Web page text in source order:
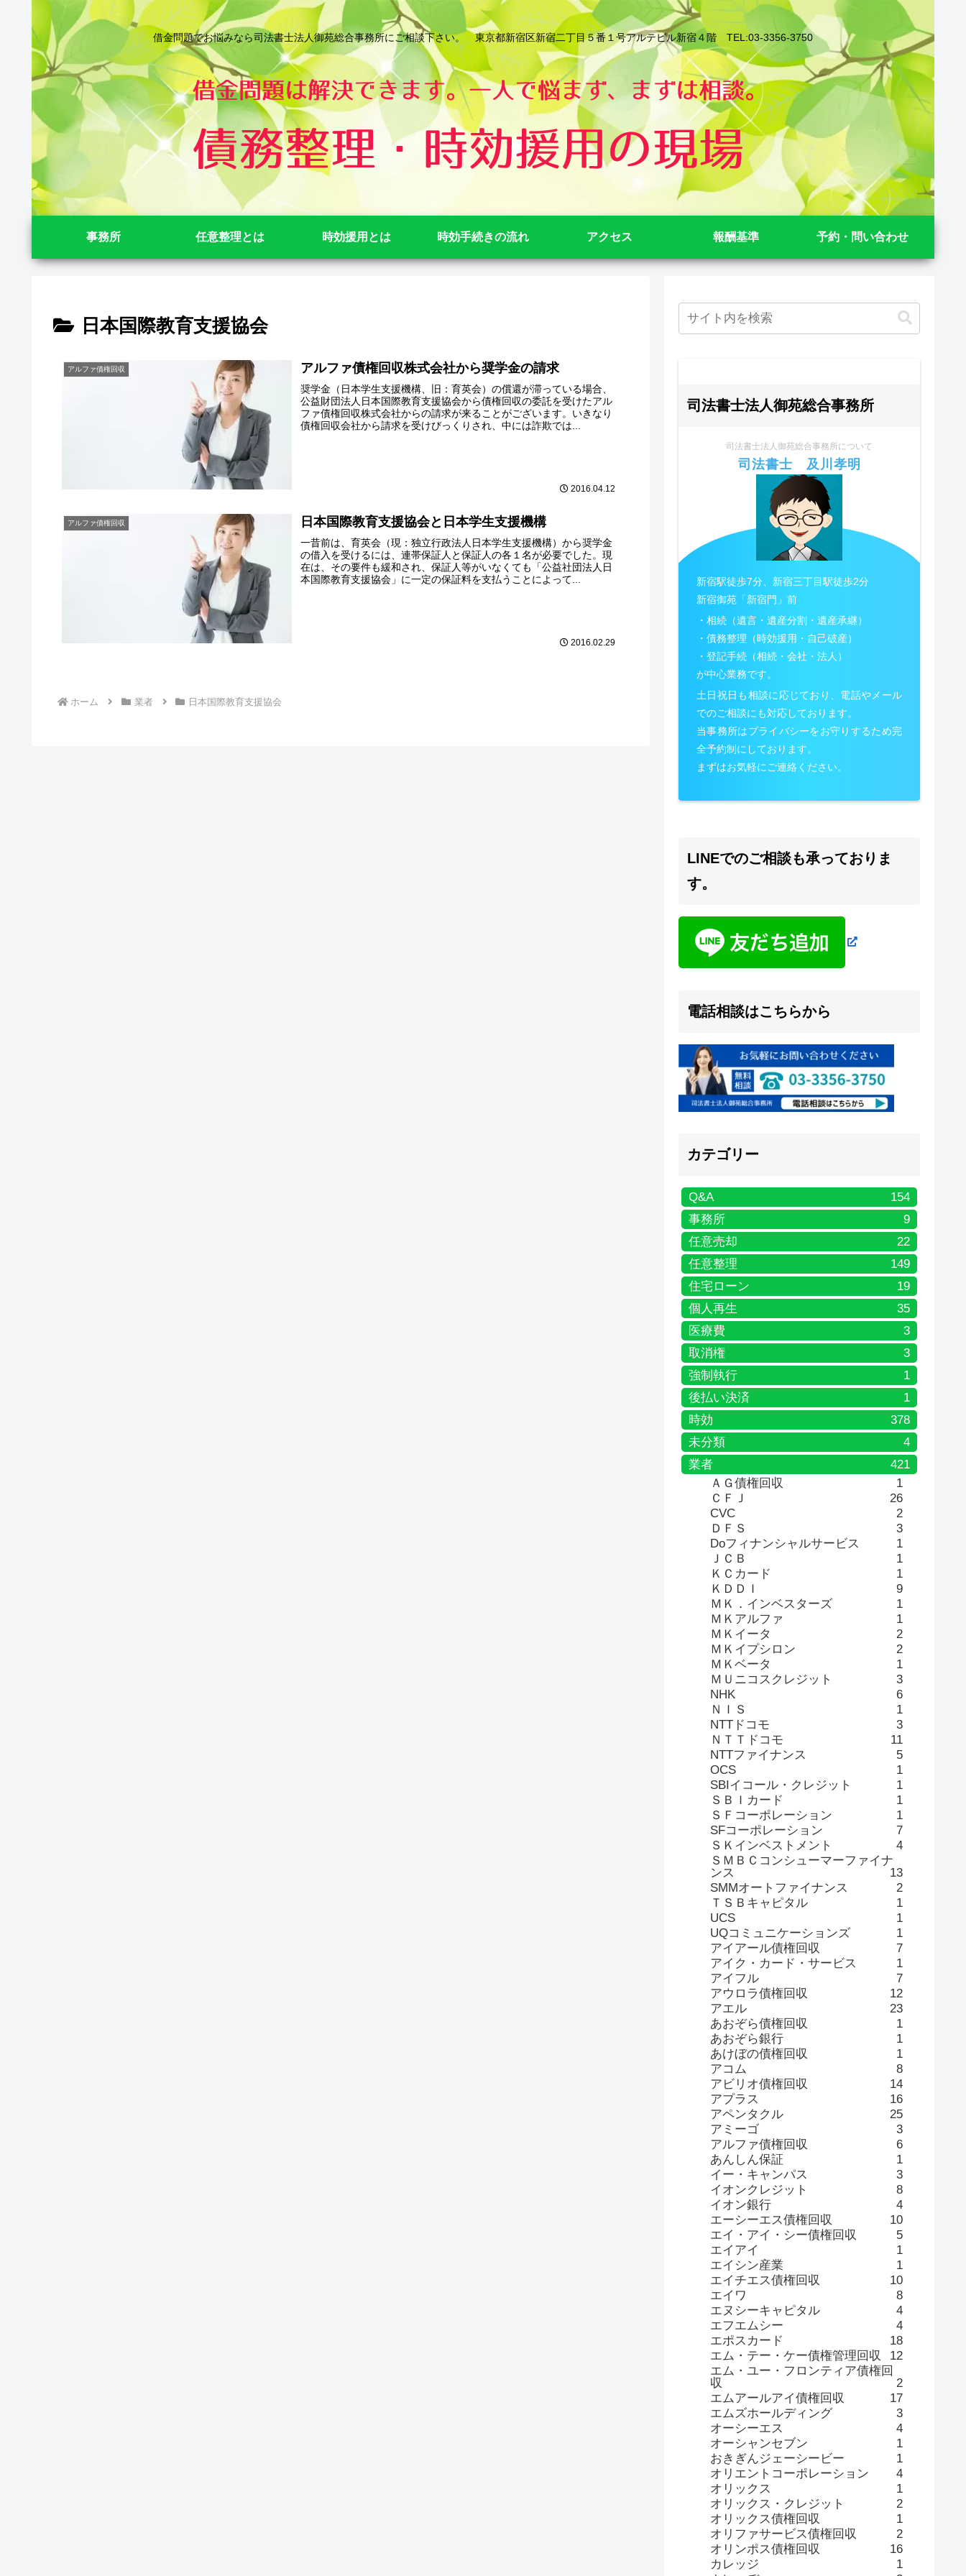
借金問題でお悩みなら司法書士法人御苑総合事務所にご相談下さい。 東京都新宿区新宿二丁目５番１号アルテビル新宿４階 TEL:03-3356-3750
事務所 任意整理とは 時効援用とは 時効手続きの流れ アクセス 報酬基準 予約・問い合わせ
日本国際教育支援協会
アルファ債権回収 アルファ債権回収株式会社から奨学金の請求
奨学金（日本学生支援機構、旧：育英会）の償還が滞っている場合、
公益財団法人日本国際教育支援協会から債権回収の委託を受けたアル
ファ債権回収株式会社からの請求が来ることがございます。いきなり
債権回収会社から請求を受けびっくりされ、中には詐欺では...
2016.04.12
アルファ債権回収 日本国際教育支援協会と日本学生支援機構
一昔前は、育英会（現：独立行政法人日本学生支援機構）から奨学金
の借入を受けるには、連帯保証人と保証人の各１名が必要でした。現
在は、その要件も緩和され、保証人等がいなくても「公益社団法人日
本国際教育支援協会」に一定の保証料を支払うことによって...
2016.02.29
ホーム 業者 日本国際教育支援協会
司法書士法人御苑総合事務所
司法書士法人御苑総合事務所について
司法書士 及川孝明
新宿駅徒歩7分、新宿三丁目駅徒歩2分
新宿御苑「新宿門」前
・相続（遺言・遺産分割・遺産承継）
・債務整理（時効援用・自己破産）
・登記手続（相続・会社・法人）
が中心業務です。
土日祝日も相談に応じており、電話やメール
でのご相談にも対応しております。
当事務所はプライバシーをお守りするため完
全予約制にしております。
まずはお気軽にご連絡ください。
LINEでのご相談も承っておりま
す。
電話相談はこちらから
カテゴリー
Q&A
154
事務所
9
任意売却
22
任意整理
149
住宅ローン
19
個人再生
35
医療費
3
取消権
3
強制執行
1
後払い決済
1
時効
378
未分類
4
業者
421
ＡＧ債権回収
1
ＣＦＪ
26
CVC
2
ＤＦＳ
3
Doフィナンシャルサービス
1
ＪＣＢ
1
ＫＣカード
1
ＫＤＤＩ
9
ＭＫ．インベスターズ
1
ＭＫアルファ
1
ＭＫイータ
2
ＭＫイプシロン
2
ＭＫベータ
1
ＭＵニコスクレジット
3
NHK
6
ＮＩＳ
1
NTTドコモ
3
ＮＴＴドコモ
11
NTTファイナンス
5
OCS
1
SBIイコール・クレジット
1
ＳＢＩカード
1
ＳＦコーポレーション
1
SFコーポレーション
7
ＳＫインベストメント
4
ＳＭＢＣコンシューマーファイナ
ンス
13
SMMオートファイナンス
2
ＴＳＢキャピタル
1
UCS
1
UQコミュニケーションズ
1
アイアール債権回収
7
アイク・カード・サービス
1
アイフル
7
アウロラ債権回収
12
アエル
23
あおぞら債権回収
1
あおぞら銀行
1
あけぼの債権回収
1
アコム
8
アビリオ債権回収
14
アプラス
16
アペンタクル
25
アミーゴ
3
アルファ債権回収
6
あんしん保証
1
イー・キャンパス
3
イオンクレジット
8
イオン銀行
4
エーシーエス債権回収
10
エイ・アイ・シー債権回収
5
エイアイ
1
エイシン産業
1
エイチエス債権回収
10
エイワ
8
エヌシーキャピタル
4
エフエムシー
4
エポスカード
18
エム・テー・ケー債権管理回収
12
エム・ユー・フロンティア債権回
収
2
エムアールアイ債権回収
17
エムズホールディング
3
オーシーエス
4
オーシャンセブン
1
おきぎんジェーシービー
1
オリエントコーポレーション
4
オリックス
1
オリックス・クレジット
2
オリックス債権回収
1
オリファサービス債権回収
2
オリンポス債権回収
16
カレッジ
1